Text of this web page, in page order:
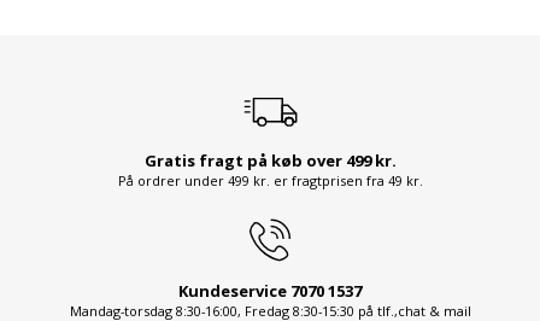
Gratis fragt på køb over 499 kr.
På ordrer under 499 kr. er fragtprisen fra 49 kr.
Kundeservice 7070 1537
Mandag-torsdag 8:30-16:00, Fredag 8:30-15:30 på tlf.,chat & mail